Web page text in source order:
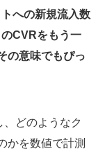
への新規流入数
CVRをもう一
の意味でもぴっ
どのようなク
かを数値で計測